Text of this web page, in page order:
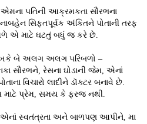
પતિની આક્રમકતા સૌરભના
સિફતપૂર્વક અંકિતને પોતાની તરફ
એ માટે ઘટતું બધું જ કરે છે.
બે અલગ અલગ પરિબળો –
સૌરભને, રેસના ઘોડાની જેમ, એનાં
વિચારો લાદીને ડૉક્ટર બનાવે છે.
માટે પ્રેમ, સમય કે ફરજ નથી.
સ્વતંત્રતા અને બાળપણ આપીને, મા